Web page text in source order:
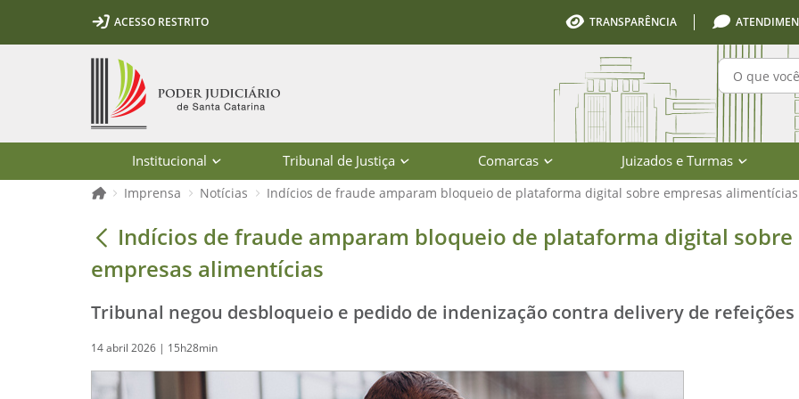
Ir para o conteúdo
Ir para a ferramenta de acessibilidade - Rybená
Ir para o menu principal
Ir para a pesquisa
Ir para o rodapé
Ir para a página inicialACESSO RESTRITO TRANSPARÊNCIA
Institucional Tribunal de Justiça Comarcas Juizados e Turmas
Página inicial
Imprensa Notícias Indícios de fraude amparam bloqueio de plataforma digital sobre empresas alimentícias
Indícios de fraude amparam bloqueio de plataforma digital sobre
Indícios de fraude amparam bloqueio de plataforma digital sobre
empresas alimentícias
Tribunal negou desbloqueio e pedido de indenização contra delivery de refeições
14 abril 2026 | 15h28min